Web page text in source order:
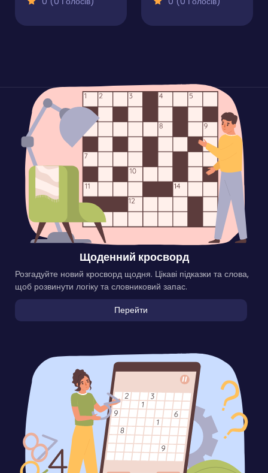
Щоденний кросворд
Розгадуйте новий кросворд щодня. Цікаві підказки та слова,
щоб розвинути логіку та словниковий запас.
Перейти